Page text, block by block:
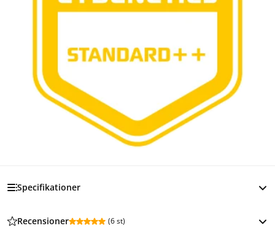
Specifikationer
Recensioner (6 st)